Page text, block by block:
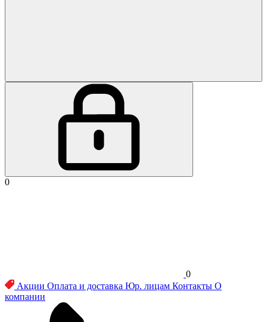
0
0
Акции Оплата и доставка Юр. лицам Контакты О
компании